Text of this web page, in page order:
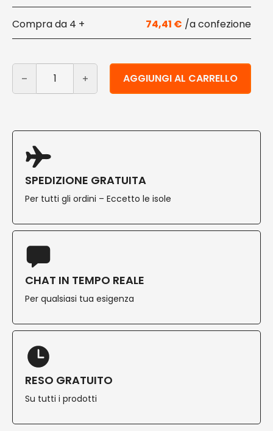
4 + 74,41 €
Busta portaposate bianca con tovagliolo 1000 pz
AGGIUNGI AL CARRELLO
Alternative:
SPEDIZIONE GRATUITA
Per tutti gli ordini – Eccetto le isole
CHAT IN TEMPO REALE
Per qualsiasi tua esigenza
RESO GRATUITO
Su tutti i prodotti